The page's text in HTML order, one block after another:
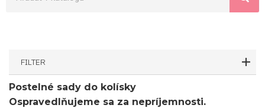
FILTER
Postelné sady do kolísky
Ospravedlňujeme sa za nepríjemnosti.